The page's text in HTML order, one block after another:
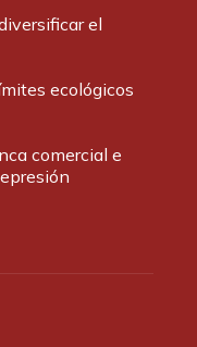
el
ecológicos
comercial e